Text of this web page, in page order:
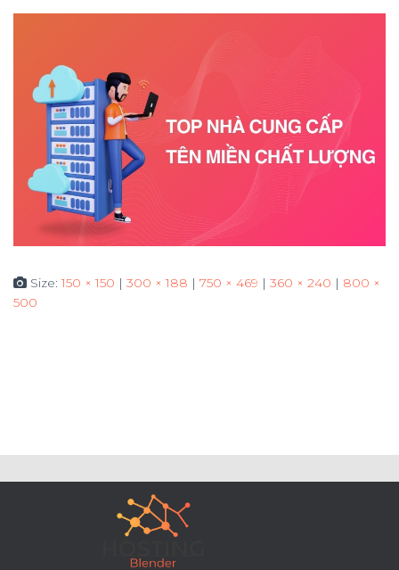
Size:150 × 150 | 300 × 188 | 750 × 469 | 360 × 240 | 800 ×
500